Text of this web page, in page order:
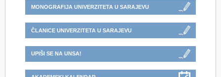
MONOGRAFIJA UNIVERZITETA U SARAJEVU
ČLANICE UNIVERZITETA U SARAJEVU
UPIŠI SE NA UNSA!